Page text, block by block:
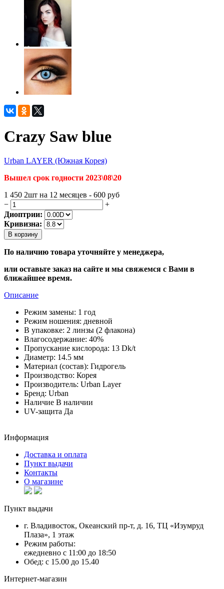
Crazy Saw blue
Urban LAYER (Южная Корея)
Вышел срок годности 2023\08\20
1 450 2шт на 12 месяцев - 600 руб
−
+
Диоптрии:
Кривизна:
В корзину
По наличию товара уточняйте у менеджера,
или оставьте заказ на сайте и мы свяжемся с Вами в
ближайшее время.
Описание
Режим замены: 1 год
Режим ношения: дневной
В упаковке: 2 линзы (2 флакона)
Влагосодержание: 40%
Пропускание кислорода: 13 Dk/t
Диаметр: 14.5 мм
Материал (состав): Гидрогель
Производство: Корея
Производитель: Urban Layer
Бренд: Urban
Наличие В наличии
UV-защита Да
Информация
Доставка и оплата
Пункт выдачи
Контакты
О магазине
Пункт выдачи
г. Владивосток, Океанский пр-т, д. 16, ТЦ «Изумруд
Плаза», 1 этаж
Режим работы:
ежедневно с 11:00 до 18:50
Обед: с 15.00 до 15.40
Интернет-магазин